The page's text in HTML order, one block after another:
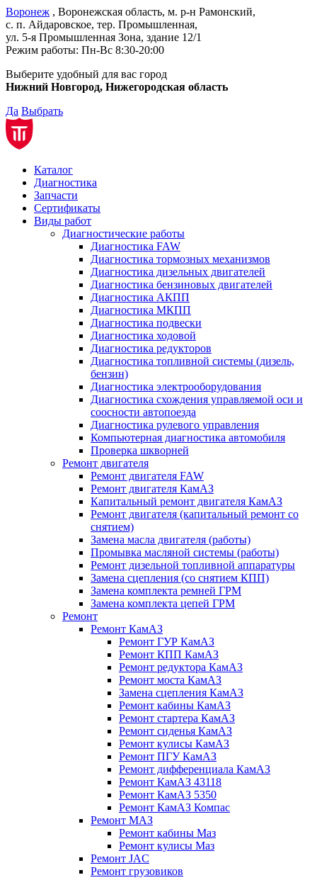
Воронеж , Воронежская область, м. р-н Рамонский,
с. п. Айдаровское, тер. Промышленная,
ул. 5-я Промышленная Зона, здание 12/1
Режим работы: Пн-Вс 8:30-20:00
Выберите удобный для вас город
Нижний Новгород, Нижегородская область
Да Выбрать
Каталог
Диагностика
Запчасти
Сертификаты
Виды работ
Диагностические работы
Диагностика FAW
Диагностика тормозных механизмов
Диагностика дизельных двигателей
Диагностика бензиновых двигателей
Диагностика АКПП
Диагностика МКПП
Диагностика подвески
Диагностика ходовой
Диагностика редукторов
Диагностика топливной системы (дизель,
бензин)
Диагностика электрооборудования
Диагностика схождения управляемой оси и
соосности автопоезда
Диагностика рулевого управления
Компьютерная диагностика автомобиля
Проверка шкворней
Ремонт двигателя
Ремонт двигателя FAW
Ремонт двигателя КамАЗ
Капитальный ремонт двигателя КамАЗ
Ремонт двигателя (капитальный ремонт со
снятием)
Замена масла двигателя (работы)
Промывка масляной системы (работы)
Ремонт дизельной топливной аппаратуры
Замена сцепления (со снятием КПП)
Замена комплекта ремней ГРМ
Замена комплекта цепей ГРМ
Ремонт
Ремонт КамАЗ
Ремонт ГУР КамАЗ
Ремонт КПП КамАЗ
Ремонт редуктора КамАЗ
Ремонт моста КамАЗ
Замена сцепления КамАЗ
Ремонт кабины КамАЗ
Ремонт стартера КамАЗ
Ремонт сиденья КамАЗ
Ремонт кулисы КамАЗ
Ремонт ПГУ КамАЗ
Ремонт дифференциала КамАЗ
Ремонт КамАЗ 43118
Ремонт КамАЗ 5350
Ремонт КамАЗ Компас
Ремонт МАЗ
Ремонт кабины Маз
Ремонт кулисы Маз
Ремонт JAC
Ремонт грузовиков